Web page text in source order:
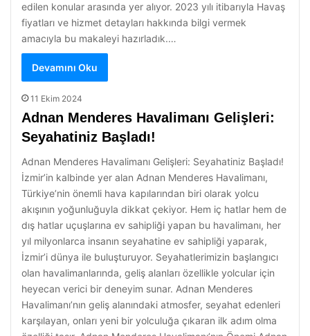
edilen konular arasında yer alıyor. 2023 yılı itibarıyla Havaş
fiyatları ve hizmet detayları hakkında bilgi vermek
amacıyla bu makaleyi hazırladık.…
Devamını Oku
11 Ekim 2024
Adnan Menderes Havalimanı Gelişleri:
Seyahatiniz Başladı!
Adnan Menderes Havalimanı Gelişleri: Seyahatiniz Başladı!
İzmir’in kalbinde yer alan Adnan Menderes Havalimanı,
Türkiye’nin önemli hava kapılarından biri olarak yolcu
akışının yoğunluğuyla dikkat çekiyor. Hem iç hatlar hem de
dış hatlar uçuşlarına ev sahipliği yapan bu havalimanı, her
yıl milyonlarca insanın seyahatine ev sahipliği yaparak,
İzmir’i dünya ile buluşturuyor. Seyahatlerimizin başlangıcı
olan havalimanlarında, geliş alanları özellikle yolcular için
heyecan verici bir deneyim sunar. Adnan Menderes
Havalimanı’nın geliş alanındaki atmosfer, seyahat edenleri
karşılayan, onları yeni bir yolculuğa çıkaran ilk adım olma